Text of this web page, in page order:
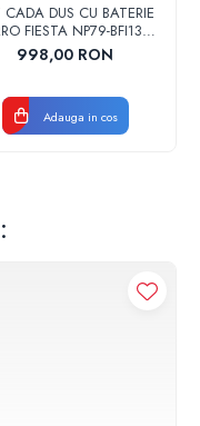
CADA DUS CU BATERIE
FIESTA NP79-BFI13U
CROM
998,00 RON
Adauga in cos